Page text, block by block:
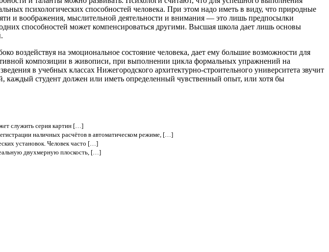
психологических способностей человека. При этом надо иметь в виду, что природные
и воображения, мыслительной деятельности и внимания — это лишь предпосылки
способностей может компенсироваться другими. Высшая школа дает лишь основы
воздействуя на эмоциональное состояние человека, дает ему большие возможности для
композиции в живописи, при выполнении цикла формальных упражнений на
в учебных классах Нижегородского архитектурно-строительного университета звучит
каждый студент должен или иметь определенный чувственный опыт, или хотя бы
служить серия картин […]
наличных расчётов в автоматическом режиме, […]
установок. Человек часто […]
двухмерную плоскость, […]